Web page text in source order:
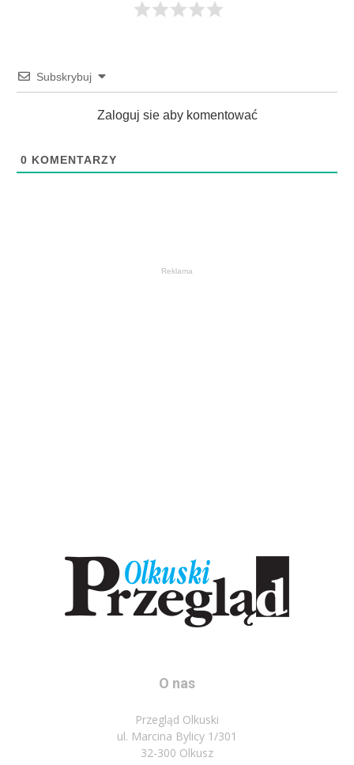
Subskrybuj
Zaloguj sie aby komentować
0 KOMENTARZY
Reklama
O nas
Przegląd Olkuski
ul. Marcina Bylicy 1/301
32-300 Olkusz